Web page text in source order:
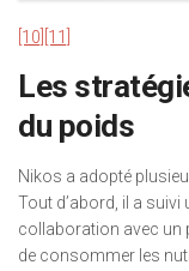
[10] [11]
Les
du poids
Nikos a adopté
Tout d’abord, il a
collaboration avec un
de consommer les